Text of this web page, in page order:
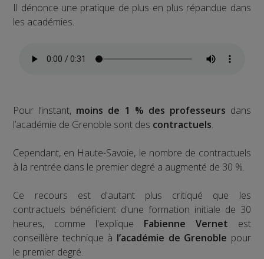
Il dénonce une pratique de plus en plus répandue dans
les académies.
Pour l’instant, moins de 1 % des professeurs dans
l’académie de Grenoble sont des contractuels.
Cependant, en Haute-Savoie, le nombre de contractuels
à la rentrée dans le premier degré a augmenté de 30 %.
Ce recours est d'autant plus critiqué que les
contractuels bénéficient d'une formation initiale de 30
heures, comme l'explique Fabienne Vernet est
conseillère technique à l’académie de Grenoble pour
le premier degré.